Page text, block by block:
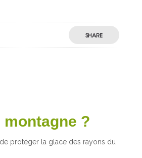
SHARE
?
protéger la glace des rayons du